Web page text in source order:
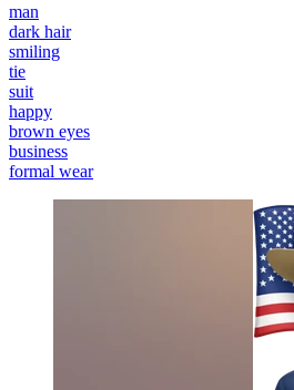
man
dark hair
smiling
tie
suit
happy
brown eyes
business
formal wear